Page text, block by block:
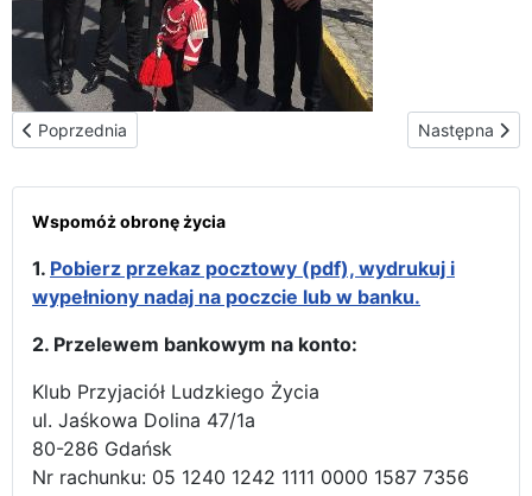
Poprzednia strona: Towarzyszenie Matce Bożej w El Sagrario
Poprzednia Następna
Następna
Wspomóż obronę życia
1. Pobierz przekaz pocztowy (pdf), wydrukuj i
wypełniony nadaj na poczcie lub w banku.
2. Przelewem bankowym na konto:
Klub Przyjaciół Ludzkiego Życia
ul. Jaśkowa Dolina 47/1a
80-286 Gdańsk
Nr rachunku: 05 1240 1242 1111 0000 1587 7356